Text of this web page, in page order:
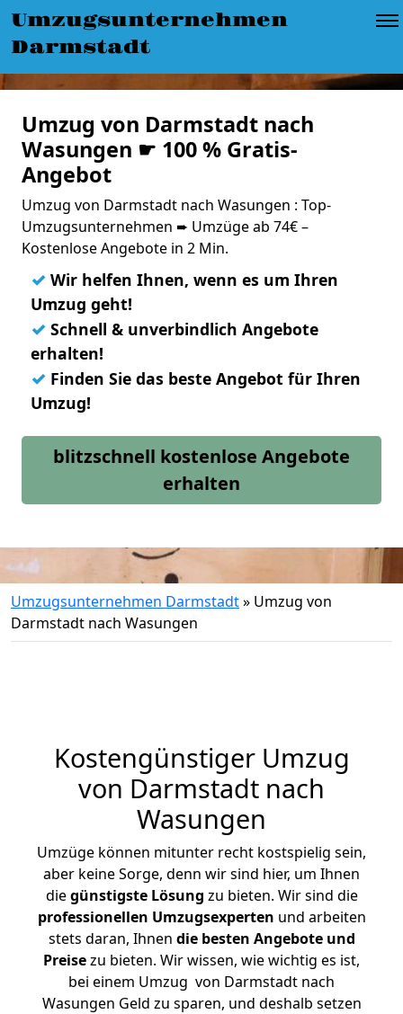
Umzugsunternehmen
Darmstadt
Umzug von Darmstadt nach
Wasungen ☛ 100 % Gratis-
Angebot
Umzug von Darmstadt nach Wasungen : Top-
Umzugsunternehmen ➨ Umzüge ab 74€ –
Kostenlose Angebote in 2 Min.
✓ Wir helfen Ihnen, wenn es um Ihren
Umzug geht!
✓ Schnell & unverbindlich Angebote
erhalten!
✓ Finden Sie das beste Angebot für Ihren
Umzug!
blitzschnell kostenlose Angebote
erhalten
Umzugsunternehmen Darmstadt» Umzug von
Darmstadt nach Wasungen
Kostengünstiger Umzug
von Darmstadt nach
Wasungen
Umzüge können mitunter recht kostspielig sein,
aber keine Sorge, denn wir sind hier, um Ihnen
diegünstigste Lösung zu bieten. Wir sind die
professionellen Umzugsexperten und arbeiten
stets daran, Ihnen die besten Angebote und
Preisezu bieten. Wir wissen, wie wichtig es ist,
bei einem Umzug von Darmstadt nach
Wasungen Geld zu sparen, und deshalb setzen